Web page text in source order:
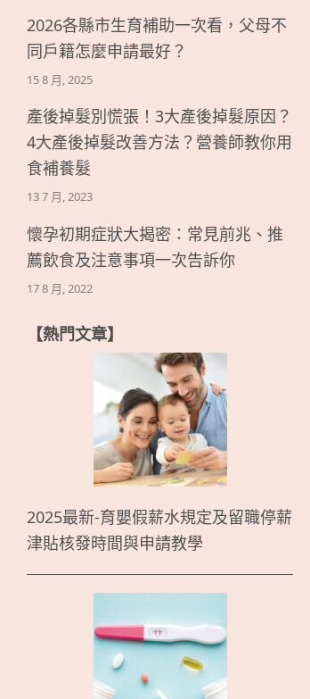
2026各縣市生育補助一次看，父母不
同戶籍怎麼申請最好？
15 8 月, 2025
產後掉髮別慌張！3大產後掉髮原因？
4大產後掉髮改善方法？營養師教你用
食補養髮
13 7 月, 2023
懷孕初期症狀大揭密：常見前兆、推
薦飲食及注意事項一次告訴你
17 8 月, 2022
【熱門文章】
2025最新-育嬰假薪水規定及留職停薪
津貼核發時間與申請教學